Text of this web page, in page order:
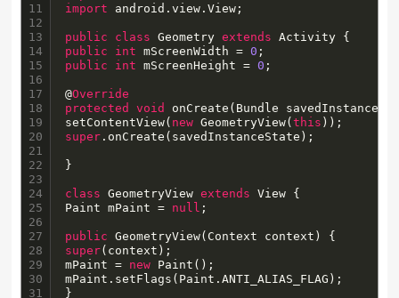
11
12
13
14
15
16
17
18
19
20
21
22
23
24
25
26
27
28
29
30
31
import android.view.View;
public class Geometry extends
public
int mScreenWidth = 0
public
int mScreenHeight = 0 ;
@Override
protected
void
onCreate(Bundle
setContentView( new GeometryView(this
super .onCreate(savedInstanceState);
}
class GeometryView extends View {
Paint mPaint = null ;
public
super(context);
mPaint = new Paint();
mPaint.setFlags(Paint.ANTI_ALIAS_FLAG);
}